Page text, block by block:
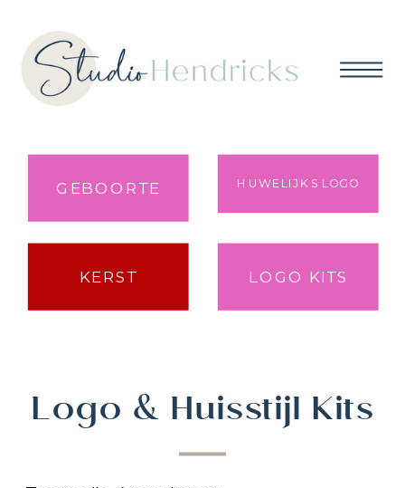
LOGO KITS
KERST
HUWELIJKS LOGO
GEBOORTE
Logo & Huisstijl Kits